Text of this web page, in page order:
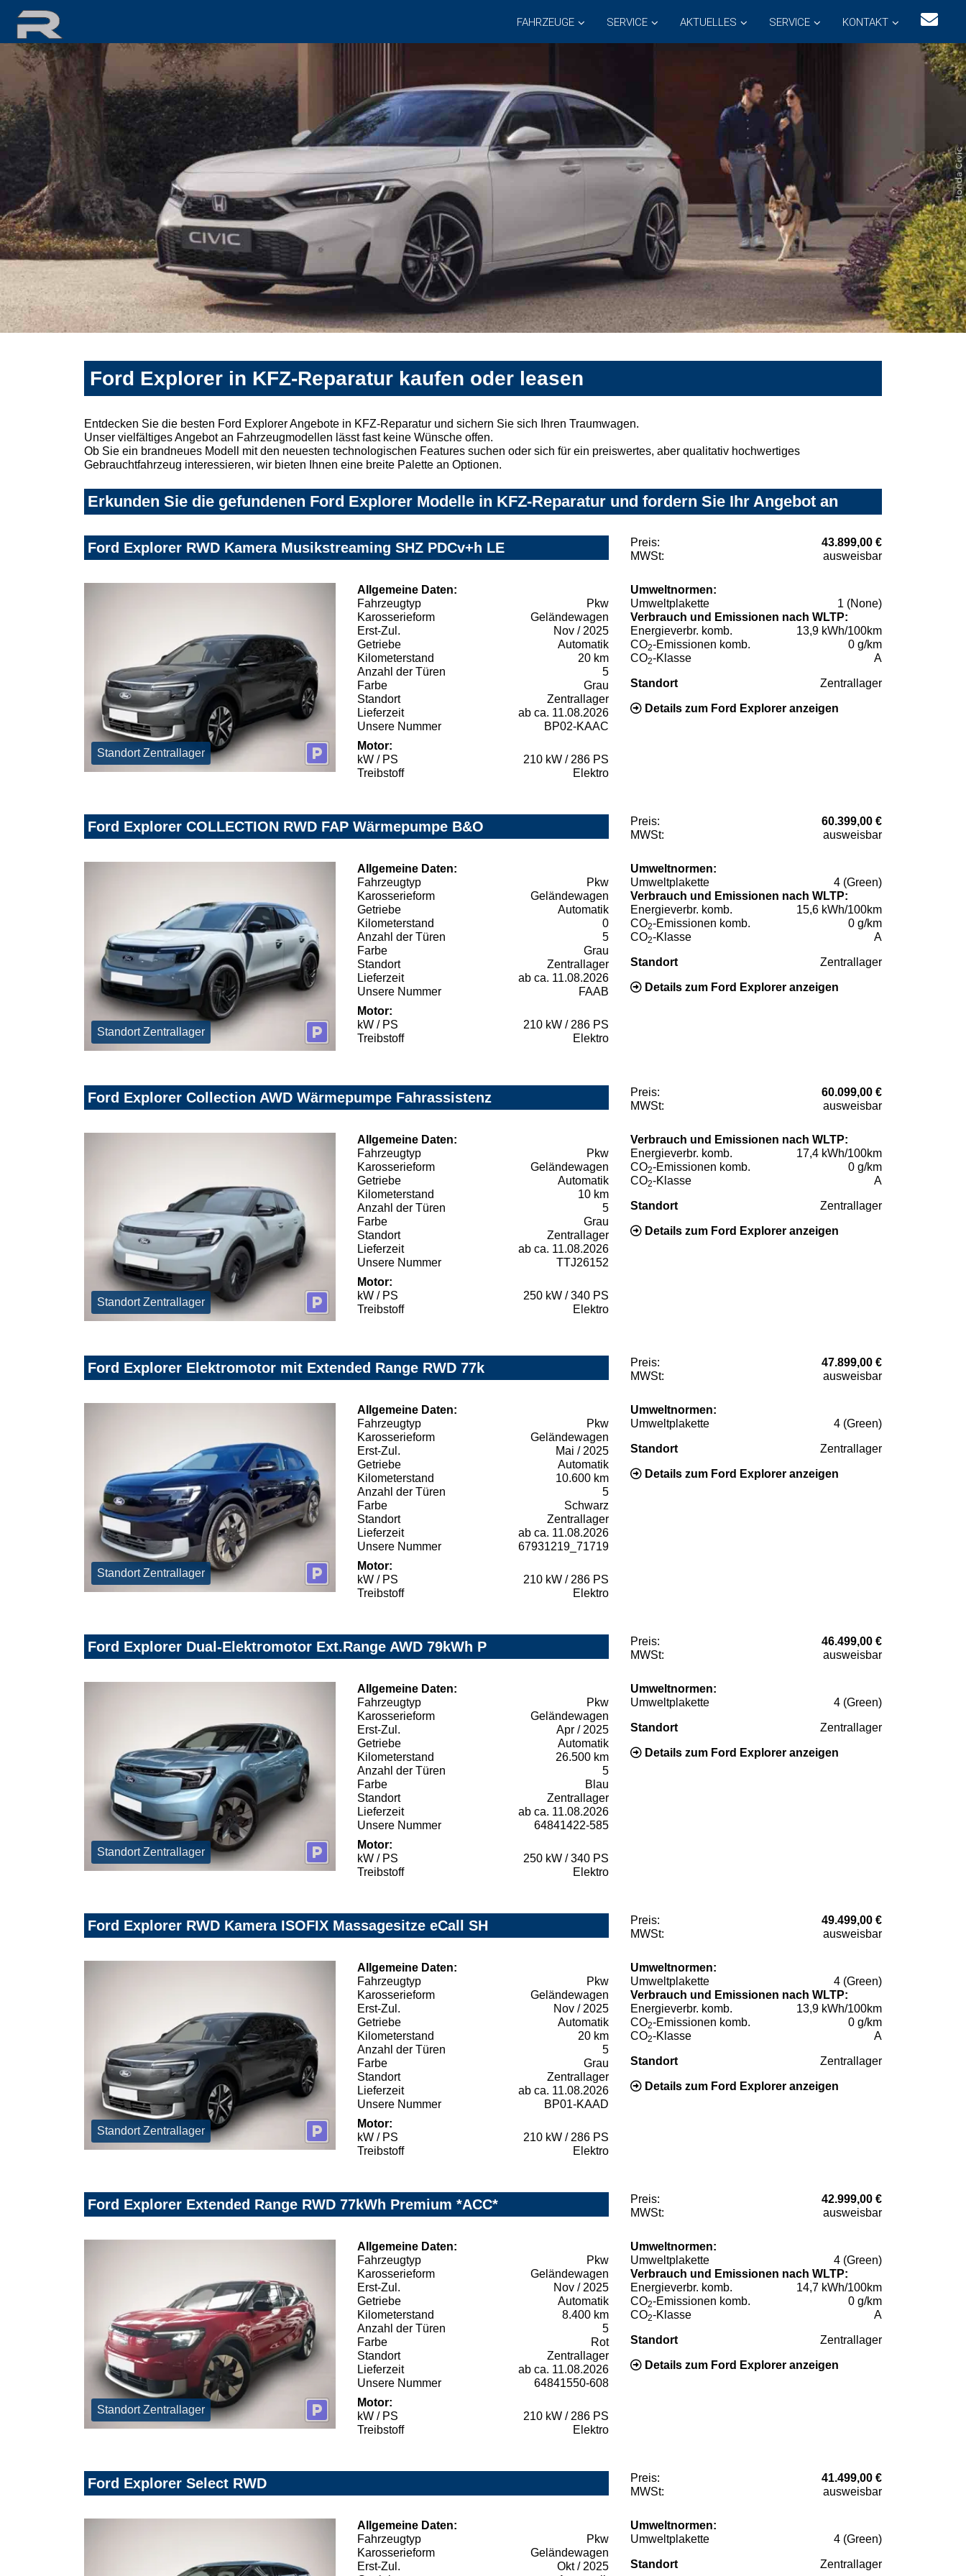
FAHRZEUGE SERVICE AKTUELLES SERVICE KONTAKT
Ford Explorer in KFZ-Reparatur kaufen oder leasen
Entdecken Sie die besten Ford Explorer Angebote in KFZ-Reparatur und sichern Sie sich Ihren Traumwagen.
Unser vielfältiges Angebot an Fahrzeugmodellen lässt fast keine Wünsche offen.
Ob Sie ein brandneues Modell mit den neuesten technologischen Features suchen oder sich für ein preiswertes, aber qualitativ hochwertiges
Gebrauchtfahrzeug interessieren, wir bieten Ihnen eine breite Palette an Optionen.
Erkunden Sie die gefundenen Ford Explorer Modelle in KFZ-Reparatur und fordern Sie Ihr Angebot an
Ford Explorer RWD Kamera Musikstreaming SHZ PDCv+h LE Preis:
43.899,00 €
MWSt:
ausweisbar
Standort Zentrallager
Allgemeine Daten:
Fahrzeugtyp
Pkw
Karosserieform
Geländewagen
Erst-Zul.
Nov / 2025
Getriebe
Automatik
Kilometerstand
20 km
Anzahl der Türen
5
Farbe
Grau
Standort
Zentrallager
Lieferzeit
ab ca. 11.08.2026
Unsere Nummer
BP02-KAAC
Motor:
kW / PS
210 kW / 286 PS
Treibstoff
Elektro
Umweltnormen:
Umweltplakette
1 (None)
Verbrauch und Emissionen nach WLTP:
Energieverbr. komb.
13,9 kWh/100km
CO2-Emissionen komb.
0 g/km
CO2-Klasse A
Standort Zentrallager
Details zum Ford Explorer anzeigen
Ford Explorer COLLECTION RWD FAP Wärmepumpe B&O Preis:
60.399,00 €
MWSt:
ausweisbar
Standort Zentrallager
Allgemeine Daten:
Fahrzeugtyp
Pkw
Karosserieform
Geländewagen
Getriebe
Automatik
Kilometerstand
0
Anzahl der Türen
5
Farbe
Grau
Standort
Zentrallager
Lieferzeit
ab ca. 11.08.2026
Unsere Nummer
FAAB
Motor:
kW / PS
210 kW / 286 PS
Treibstoff
Elektro
Umweltnormen:
Umweltplakette
4 (Green)
Verbrauch und Emissionen nach WLTP:
Energieverbr. komb.
15,6 kWh/100km
CO2-Emissionen komb.
0 g/km
CO2-Klasse A
Standort Zentrallager
Details zum Ford Explorer anzeigen
Ford Explorer Collection AWD Wärmepumpe Fahrassistenz Preis:
60.099,00 €
MWSt:
ausweisbar
Standort Zentrallager
Allgemeine Daten:
Fahrzeugtyp
Pkw
Karosserieform
Geländewagen
Getriebe
Automatik
Kilometerstand
10 km
Anzahl der Türen
5
Farbe
Grau
Standort
Zentrallager
Lieferzeit
ab ca. 11.08.2026
Unsere Nummer
TTJ26152
Motor:
kW / PS
250 kW / 340 PS
Treibstoff
Elektro
Verbrauch und Emissionen nach WLTP:
Energieverbr. komb.
17,4 kWh/100km
CO2-Emissionen komb.
0 g/km
CO2-Klasse A
Standort Zentrallager
Details zum Ford Explorer anzeigen
Ford Explorer Elektromotor mit Extended Range RWD 77k Preis:
47.899,00 €
MWSt:
ausweisbar
Standort Zentrallager
Allgemeine Daten:
Fahrzeugtyp
Pkw
Karosserieform
Geländewagen
Erst-Zul.
Mai / 2025
Getriebe
Automatik
Kilometerstand
10.600 km
Anzahl der Türen
5
Farbe
Schwarz
Standort
Zentrallager
Lieferzeit
ab ca. 11.08.2026
Unsere Nummer
67931219_71719
Motor:
kW / PS
210 kW / 286 PS
Treibstoff
Elektro
Umweltnormen:
Umweltplakette
4 (Green)
Standort Zentrallager
Details zum Ford Explorer anzeigen
Ford Explorer Dual-Elektromotor Ext.Range AWD 79kWh P Preis:
46.499,00 €
MWSt:
ausweisbar
Standort Zentrallager
Allgemeine Daten:
Fahrzeugtyp
Pkw
Karosserieform
Geländewagen
Erst-Zul.
Apr / 2025
Getriebe
Automatik
Kilometerstand
26.500 km
Anzahl der Türen
5
Farbe
Blau
Standort
Zentrallager
Lieferzeit
ab ca. 11.08.2026
Unsere Nummer
64841422-585
Motor:
kW / PS
250 kW / 340 PS
Treibstoff
Elektro
Umweltnormen:
Umweltplakette
4 (Green)
Standort Zentrallager
Details zum Ford Explorer anzeigen
Ford Explorer RWD Kamera ISOFIX Massagesitze eCall SH Preis:
49.499,00 €
MWSt:
ausweisbar
Standort Zentrallager
Allgemeine Daten:
Fahrzeugtyp
Pkw
Karosserieform
Geländewagen
Erst-Zul.
Nov / 2025
Getriebe
Automatik
Kilometerstand
20 km
Anzahl der Türen
5
Farbe
Grau
Standort
Zentrallager
Lieferzeit
ab ca. 11.08.2026
Unsere Nummer
BP01-KAAD
Motor:
kW / PS
210 kW / 286 PS
Treibstoff
Elektro
Umweltnormen:
Umweltplakette
4 (Green)
Verbrauch und Emissionen nach WLTP:
Energieverbr. komb.
13,9 kWh/100km
CO2-Emissionen komb.
0 g/km
CO2-Klasse A
Standort Zentrallager
Details zum Ford Explorer anzeigen
Ford Explorer Extended Range RWD 77kWh Premium *ACC* Preis:
42.999,00 €
MWSt:
ausweisbar
Standort Zentrallager
Allgemeine Daten:
Fahrzeugtyp
Pkw
Karosserieform
Geländewagen
Erst-Zul.
Nov / 2025
Getriebe
Automatik
Kilometerstand
8.400 km
Anzahl der Türen
5
Farbe
Rot
Standort
Zentrallager
Lieferzeit
ab ca. 11.08.2026
Unsere Nummer
64841550-608
Motor:
kW / PS
210 kW / 286 PS
Treibstoff
Elektro
Umweltnormen:
Umweltplakette
4 (Green)
Verbrauch und Emissionen nach WLTP:
Energieverbr. komb.
14,7 kWh/100km
CO2-Emissionen komb.
0 g/km
CO2-Klasse A
Standort Zentrallager
Details zum Ford Explorer anzeigen
Ford Explorer Select RWD Preis:
41.499,00 €
MWSt:
ausweisbar
Allgemeine Daten:
Fahrzeugtyp
Pkw
Karosserieform
Geländewagen
Erst-Zul.
Okt / 2025
Umweltnormen:
Umweltplakette
4 (Green)
Standort Zentrallager